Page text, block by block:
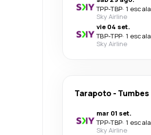
TPP-TBP· 1 escala
Sky Airline
vie 04 set.
TBP-TPP· 1 escala
Sky Airline
Tarapoto - Tumbes
mar 01 set.
TPP-TBP· 1 escala
Sky Airline